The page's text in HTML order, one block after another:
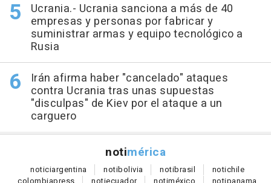
Ucrania.- Ucrania sanciona a más de 40
empresas y personas por fabricar y
suministrar armas y equipo tecnológico a
Rusia
Irán afirma haber "cancelado" ataques
contra Ucrania tras unas supuestas
"disculpas" de Kiev por el ataque a un
carguero
notimérica
noticiargentina notibolivia notibrasil notichile